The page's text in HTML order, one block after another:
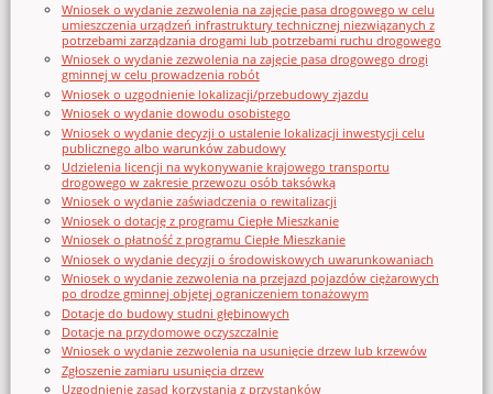
Wniosek o wydanie zezwolenia na zajęcie pasa drogowego w celu
umieszczenia urządzeń infrastruktury technicznej niezwiązanych z
potrzebami zarządzania drogami lub potrzebami ruchu drogowego
Wniosek o wydanie zezwolenia na zajęcie pasa drogowego drogi
gminnej w celu prowadzenia robót
Wniosek o uzgodnienie lokalizacji/przebudowy zjazdu
Wniosek o wydanie dowodu osobistego
Wniosek o wydanie decyzji o ustalenie lokalizacji inwestycji celu
publicznego albo warunków zabudowy
Udzielenia licencji na wykonywanie krajowego transportu
drogowego w zakresie przewozu osób taksówką
Wniosek o wydanie zaświadczenia o rewitalizacji
Wniosek o dotację z programu Ciepłe Mieszkanie
Wniosek o płatność z programu Ciepłe Mieszkanie
Wniosek o wydanie decyzji o środowiskowych uwarunkowaniach
Wniosek o wydanie zezwolenia na przejazd pojazdów ciężarowych
po drodze gminnej objętej ograniczeniem tonażowym
Dotacje do budowy studni głębinowych
Dotacje na przydomowe oczyszczalnie
Wniosek o wydanie zezwolenia na usunięcie drzew lub krzewów
Zgłoszenie zamiaru usunięcia drzew
Uzgodnienie zasad korzystania z przystanków